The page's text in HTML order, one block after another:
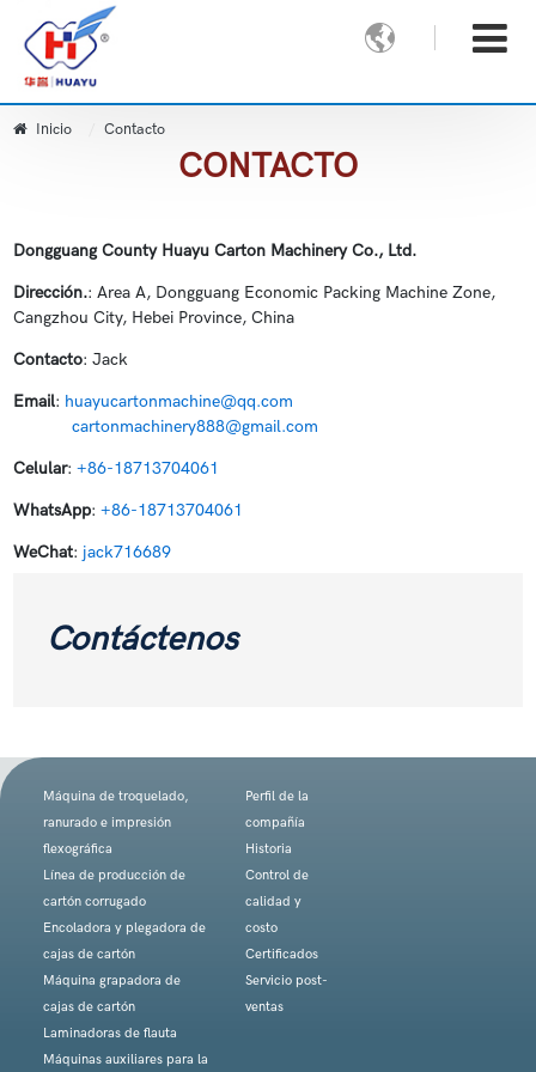

Inicio Contacto
CONTACTO
Dongguang County Huayu Carton Machinery Co., Ltd.
Dirección.: Area A, Dongguang Economic Packing Machine Zone,
Cangzhou City, Hebei Province, China
Contacto: Jack
Email: huayucartonmachine@qq.com
cartonmachinery888@gmail.com
Celular:+86-18713704061
WhatsApp:+86-18713704061
WeChat: jack716689
Contáctenos
Máquina de troquelado,
ranurado e impresión
flexográfica
Línea de producción de
cartón corrugado
Encoladora y plegadora de
cajas de cartón
Máquina grapadora de
cajas de cartón
Laminadoras de flauta
Máquinas auxiliares para la
Perfil de la
compañía
Historia
Control de
calidad y
costo
Certificados
Servicio post-
ventas